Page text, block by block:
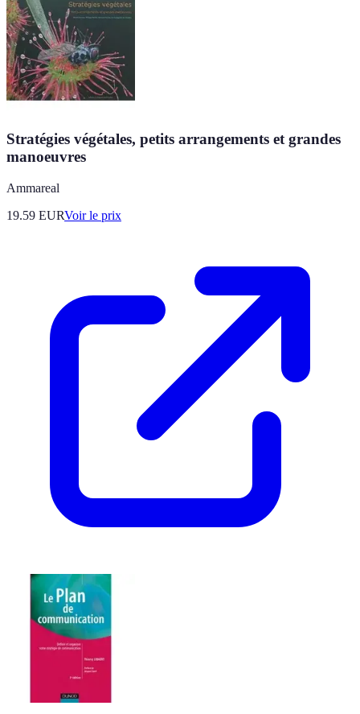
Stratégies végétales, petits arrangements et grandes
manoeuvres
Ammareal
19.59 EURVoir le prix